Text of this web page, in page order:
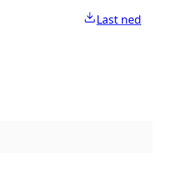
Last ned